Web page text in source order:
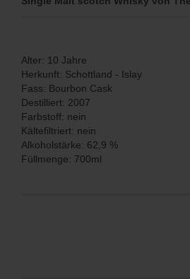
Alter: 10 Jahre
Herkunft: Schottland - Islay
Fass: Bourbon Cask
Destilliert: 2007
Farbstoff: nein
Kältefiltriert: nein
Alkoholstärke: 62,9 %
Füllmenge: 700ml